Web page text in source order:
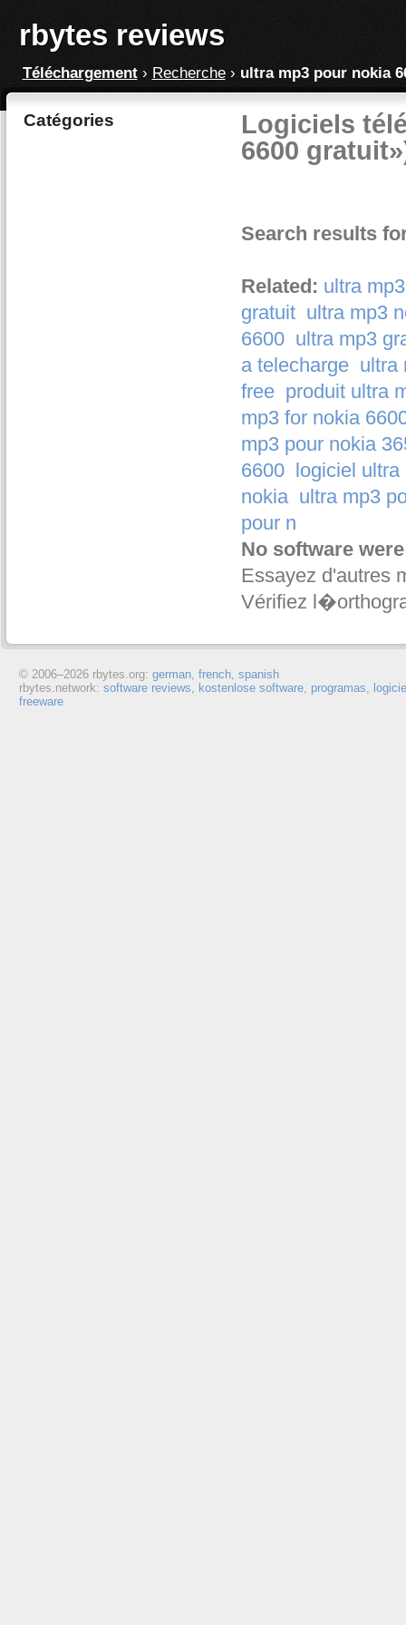
rbytes reviews
Téléchargement› Recherche› ultra mp3 pour nokia
Catégories
Logiciels
6600
Search results
Related: ultra
gratuit ultra mp3
6600 ultra mp3
a telecharge ultra
free produit ultra
mp3 for nokia
mp3 pour nokia
6600 logiciel ultra
nokia ultra mp3
pour n
No software
Essayez d'autres
Vérifiez
© 2006–2026 rbytes.org: german, french, spanish
rbytes.network: software reviews, kostenlose software, programas,
freeware